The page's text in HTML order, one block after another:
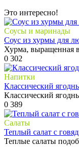
Это интересно!
Соусы и маринады
Соус из хурмы для
Хурма, выращенная
0 302
Напитки
Классический
Классический
0 389
Салаты
Теплый салат с
Теплые салаты